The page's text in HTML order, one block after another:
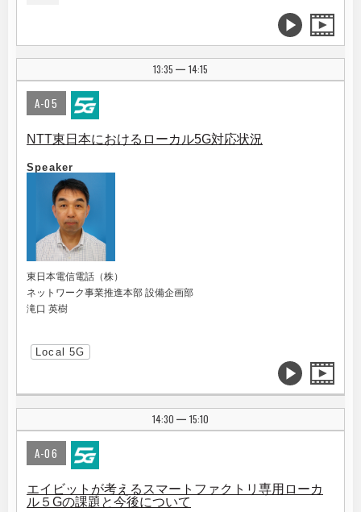
13:35 | 14:15
A-05
NTT東日本におけるローカル5G対応状況
Speaker
東日本電信電話（株）
ネットワーク事業推進本部 設備企画部
滝口 英樹
Local 5G
14:30 | 15:10
A-06
エイビットが考えるスマートファクトリ専用ローカ
ル５Gの課題と今後について